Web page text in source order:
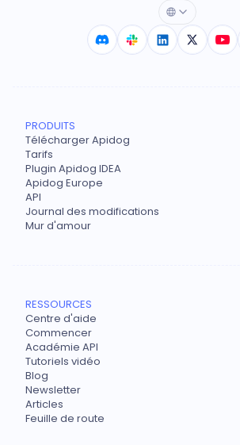
PRODUITS
Télécharger Apidog
Tarifs
Plugin Apidog IDEA
Apidog Europe
API
Journal des modifications
Mur d'amour
RESSOURCES
Centre d'aide
Commencer
Académie API
Tutoriels vidéo
Blog
Newsletter
Articles
Feuille de route